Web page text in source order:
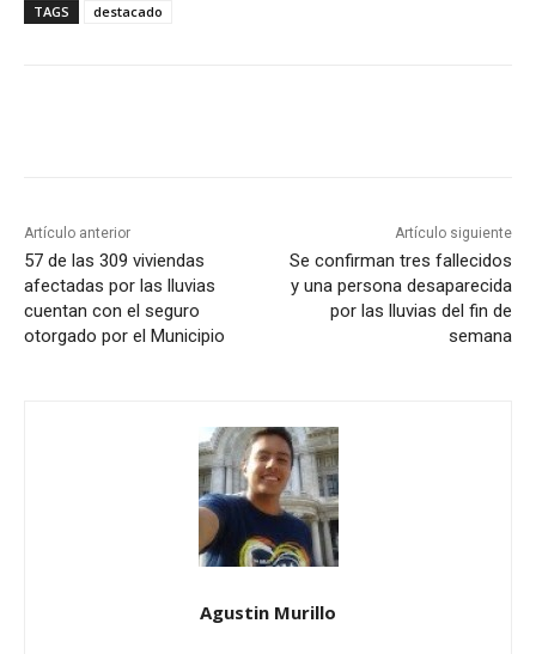
TAGS destacado
Artículo anterior
57 de las 309 viviendas
afectadas por las lluvias
cuentan con el seguro
otorgado por el Municipio
Artículo siguiente
Se confirman tres fallecidos
y una persona desaparecida
por las lluvias del fin de
semana
Agustin Murillo